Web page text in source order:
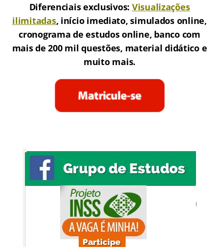
Diferenciais exclusivos: Visualizações
ilimitadas, início imediato, simulados online,
cronograma de estudos online, banco com
mais de 200 mil questões, material didático e
muito mais.